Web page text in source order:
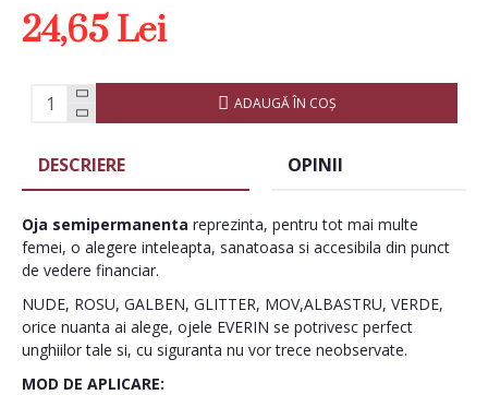
24,65 Lei
ADAUGĂ ÎN COŞ
DESCRIERE OPINII
Oja semipermanenta reprezinta, pentru tot mai multe
femei, o alegere inteleapta, sanatoasa si accesibila din punct
de vedere financiar.
NUDE, ROSU, GALBEN, GLITTER, MOV,ALBASTRU, VERDE,
orice nuanta ai alege, ojele EVERIN se potrivesc perfect
unghiilor tale si, cu siguranta nu vor trece neobservate.
MOD DE APLICARE: